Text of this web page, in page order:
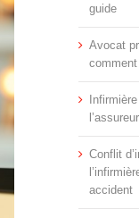
guide
Avocat
Conflit
accident